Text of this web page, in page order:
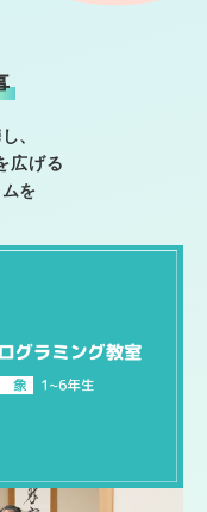
、
広げる
を